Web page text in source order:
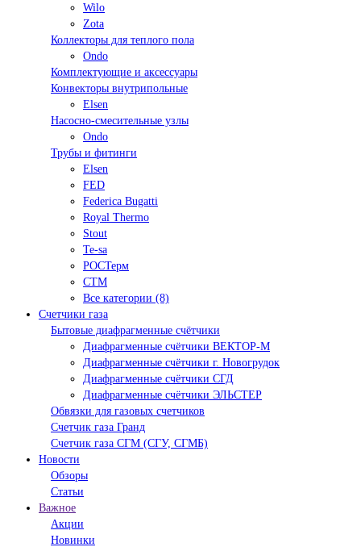
Wilo
Zota
Коллекторы для теплого пола
Ondo
Комплектующие и аксессуары
Конвекторы внутрипольные
Elsen
Насосно-смесительные узлы
Ondo
Трубы и фитинги
Elsen
FED
Federica Bugatti
Royal Thermo
Stout
Te-sa
РОСТерм
СТМ
Все категории (8)
Счетчики газа
Бытовые диафрагменные счётчики
Диафрагменные счётчики ВЕКТОР-М
Диафрагменные счётчики г. Новогрудок
Диафрагменные счётчики СГД
Диафрагменные счётчики ЭЛЬСТЕР
Обвязки для газовых счетчиков
Счетчик газа Гранд
Счетчик газа СГМ (СГУ, СГМБ)
Новости
Обзоры
Статьи
Важное
Акции
Новинки